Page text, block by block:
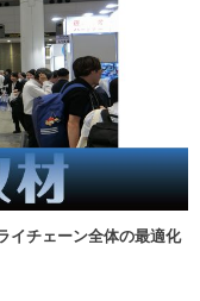
イチェーン全体の最適化